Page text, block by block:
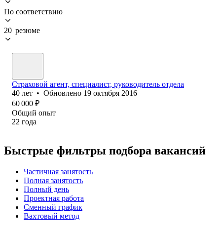
По соответствию
20 резюме
Страховой агент, специалист, руководитель отдела
40 лет • Обновлено 19 октября 2016
60 000 ₽
Общий опыт
22 года
Быстрые фильтры подбора вакансий
Частичная занятость
Полная занятость
Полный день
Проектная работа
Сменный график
Вахтовый метод